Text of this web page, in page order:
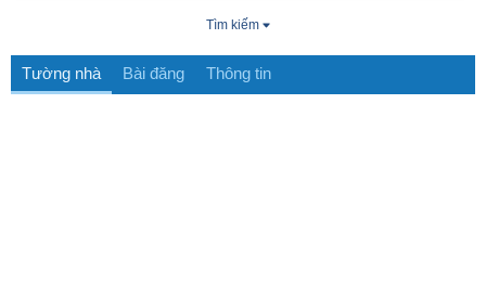
Tìm kiếm
Tường nhà Bài đăng Thông tin